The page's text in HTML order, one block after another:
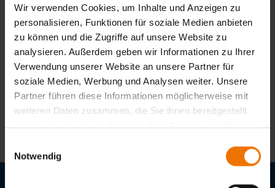
Wir verwenden Cookies, um Inhalte und Anzeigen zu
personalisieren, Funktionen für soziale Medien anbieten
zu können und die Zugriffe auf unsere Website zu
analysieren. Außerdem geben wir Informationen zu Ihrer
Verwendung unserer Website an unsere Partner für
soziale Medien, Werbung und Analysen weiter. Unsere
Partner führen diese Informationen möglicherweise mit
weiteren Daten zusammen, die Sie ihnen bereitgestellt
haben oder die sie im Rahmen Ihrer Nutzung der Dienste
Notwendig
E-Mail
qs@slv-muenchen.de
Telefon Festnetz
+49 89 126802-66
Telefon Mobil
+49 172 8915652